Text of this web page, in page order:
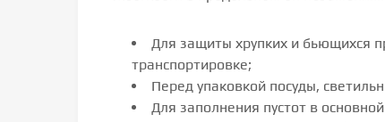
Для защиты хрупких и бьющихся
транспортировке;
Перед упаковкой посуды,
Для заполнения пустот в